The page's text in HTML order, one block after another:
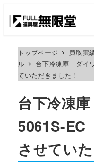
トップページ 買取実
ル
台下冷凍庫 ダイ
ていただきました！
台下冷凍
5061S-
させてい